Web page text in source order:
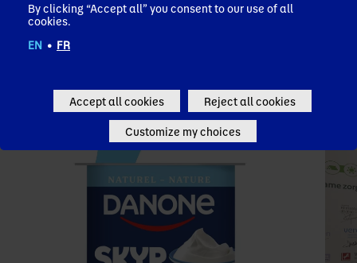
Danone, een wereldwijd toonaangevend voedings- en
drankenbedrijf, aanwezig in meer dan 120 landen en met de
essentiële business lines zoals Waters en Early Life
Ons laatste nieuws
By clicking “Accept all” you consent to our use of all
cookies.
EN • FR
Accept all cookies Reject all cookies
Customize my choices